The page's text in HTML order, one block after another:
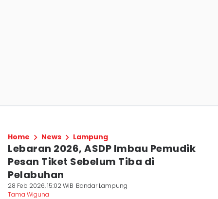
Home News Lampung
Lebaran 2026, ASDP Imbau Pemudik
Pesan Tiket Sebelum Tiba di
Pelabuhan
28 Feb 2026, 15:02 WIB Bandar Lampung
Tama Wiguna